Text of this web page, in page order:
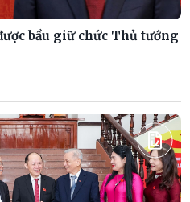
bầu giữ chức Thủ tướng